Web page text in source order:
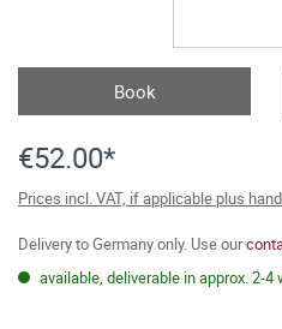
Book
€52.00*
Prices incl. VAT, if applicable plus
Delivery to Germany only. Use our
available, deliverable in approx. 2-4